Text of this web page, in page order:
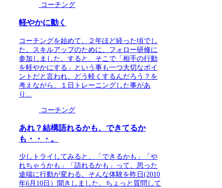
コーチング
軽やかに動く
コーチングを始めて、２年ほど経った頃でし
た。スキルアップのために、フォロー研修に
参加しました。すると、そこで「相手の行動
を軽やかにする」という事も一つ大切なポイ
ントだと言われ、どう軽くするんだろう？を
考えながら、１日トレーニングした事があ
り...
コーチング
あれ？結構語れるかも、できてるか
も・・・。
少しトライしてみると、「できるかも」「や
れちゃうかも」「語れるかも」って、思った
途端に行動が変わる。そんな体験を昨日(2010
年6月10日）聞きしました。ちょっと質問して